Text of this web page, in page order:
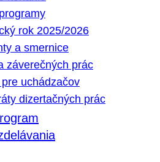
rok 2025/2026
a smernice
záverečných prác
uchádzačov
dizertačných prác